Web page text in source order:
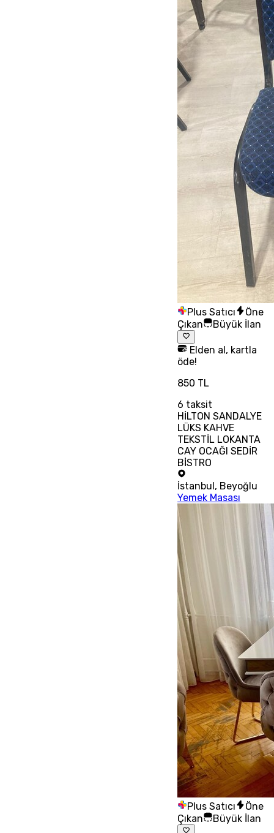
Plus Satıcı
Öne
Çıkan
Büyük İlan
Elden al, kartla
öde!
850 TL
6 taksit
HİLTON SANDALYE
LÜKS KAHVE
TEKSTİL LOKANTA
CAY OCAĞI SEDİR
BİSTRO
İstanbul, Beyoğlu
Yemek Masası
Plus Satıcı
Öne
Çıkan
Büyük İlan